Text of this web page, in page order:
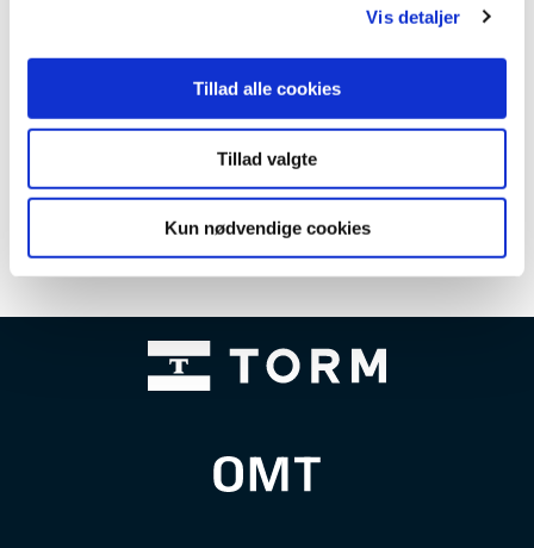
Vis detaljer
Tillad alle cookies
Tillad valgte
Kun nødvendige cookies
Julie Elver: julie@sejlsport.dk eller 21838747
Christian Lerche, christian@sejlsport.dk eller